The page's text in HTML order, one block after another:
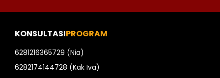
KONSULTASIPROGRAM
6281216365729 (Nia)
6282174144728 (Kak Iva)